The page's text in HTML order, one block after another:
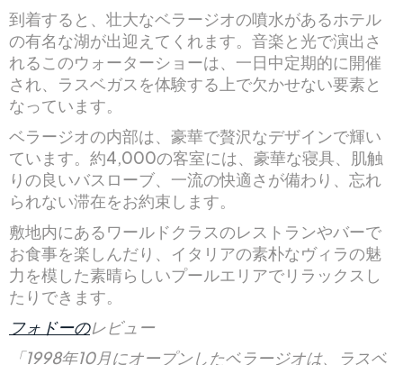
到着すると、壮大なベラージオの噴水があるホテル
の有名な湖が出迎えてくれます。音楽と光で演出さ
れるこのウォーターショーは、一日中定期的に開催
され、ラスベガスを体験する上で欠かせない要素と
なっています。
ベラージオの内部は、豪華で贅沢なデザインで輝い
ています。約4,000の客室には、豪華な寝具、肌触
りの良いバスローブ、一流の快適さが備わり、忘れ
られない滞在をお約束します。
敷地内にあるワールドクラスのレストランやバーで
お食事を楽しんだり、イタリアの素朴なヴィラの魅
力を模した素晴らしいプールエリアでリラックスし
たりできます。
フォドーのレビュー
「1998年10月にオープンしたベラージオは、ラスベ